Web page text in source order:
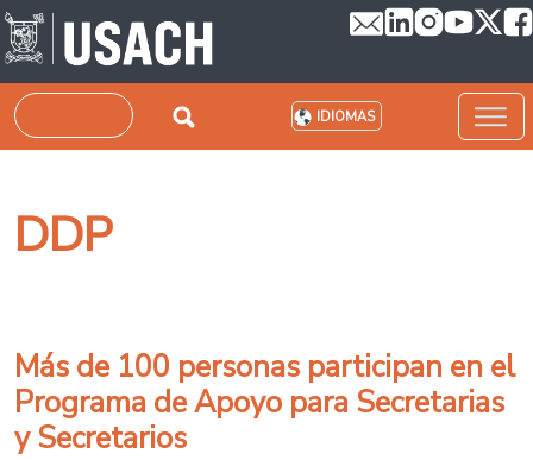
Pasar al contenido principal
Buscar IDIOMAS
DDP
Más de 100 personas participan en el
Programa de Apoyo para Secretarias
y Secretarios